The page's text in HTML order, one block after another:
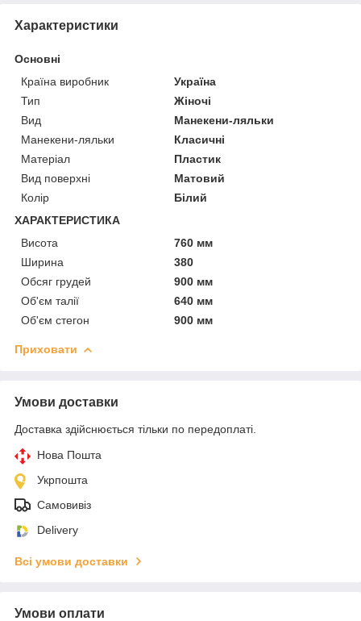
Характеристики
Основні
Країна виробник
Україна
Тип
Жіночі
Вид
Манекени-ляльки
Манекени-ляльки
Класичні
Матеріал
Пластик
Вид поверхні
Матовий
Колір
Білий
ХАРАКТЕРИСТИКА
Висота
760 мм
Ширина
380
Обсяг грудей
900 мм
Об'єм талії
640 мм
Об'єм стегон
900 мм
Приховати
Умови доставки
Доставка здійснюється тільки по передоплаті.
Нова Пошта
Укрпошта
Самовивіз
Delivery
Всі умови доставки
Умови оплати